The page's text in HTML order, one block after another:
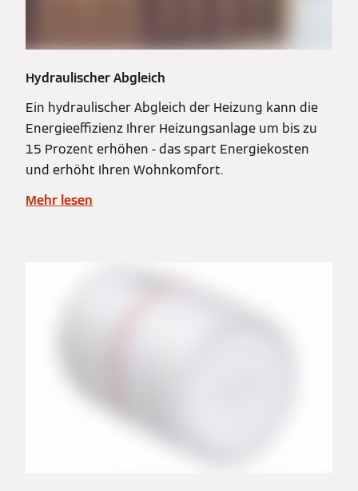
Hydraulischer Abgleich
Ein hydraulischer Abgleich der Heizung kann die
Energieeffizienz Ihrer Heizungsanlage um bis zu
15 Prozent erhöhen - das spart Energiekosten
und erhöht Ihren Wohnkomfort.
Mehr lesen